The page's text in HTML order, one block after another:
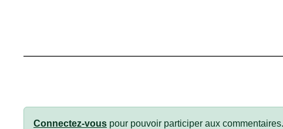
Connectez-vous pour pouvoir participer aux commentaires.